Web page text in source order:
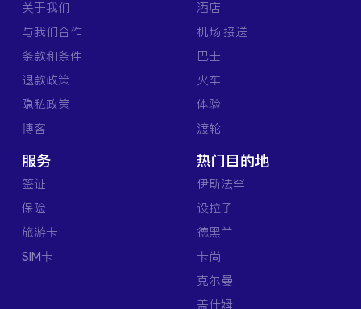
关于我们
与我们合作
条款和条件
退款政策
隐私政策
博客
酒店
机场 接送
巴士
火车
体验
渡轮
服务
签证
保险
旅游卡
SIM卡
热门目的地
伊斯法罕
设拉子
德黑兰
卡尚
克尔曼
盖什姆